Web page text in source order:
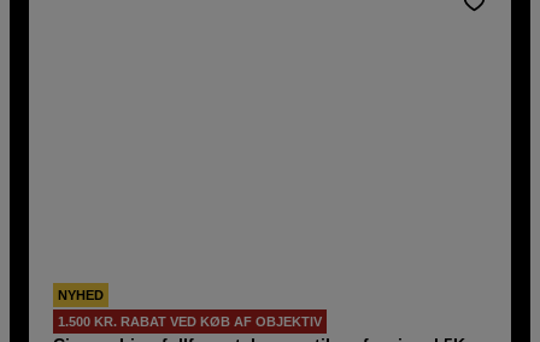
NYHED
1.500 KR. RABAT VED KØB AF OBJEKTIV